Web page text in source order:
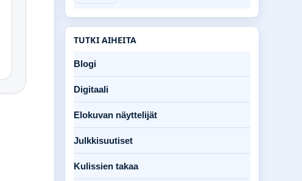
TUTKI AIHEITA
Blogi
Digitaali
Elokuvan näyttelijät
Julkkisuutiset
Kulissien takaa